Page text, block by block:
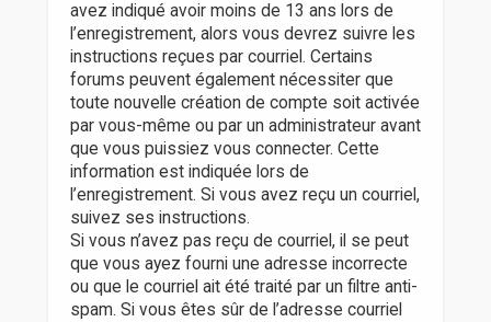
avez indiqué avoir moins de 13 ans lors de
l’enregistrement, alors vous devrez suivre les
instructions reçues par courriel. Certains
forums peuvent également nécessiter que
toute nouvelle création de compte soit activée
par vous-même ou par un administrateur avant
que vous puissiez vous connecter. Cette
information est indiquée lors de
l’enregistrement. Si vous avez reçu un courriel,
suivez ses instructions.
Si vous n’avez pas reçu de courriel, il se peut
que vous ayez fourni une adresse incorrecte
ou que le courriel ait été traité par un filtre anti-
spam. Si vous êtes sûr de l’adresse courriel